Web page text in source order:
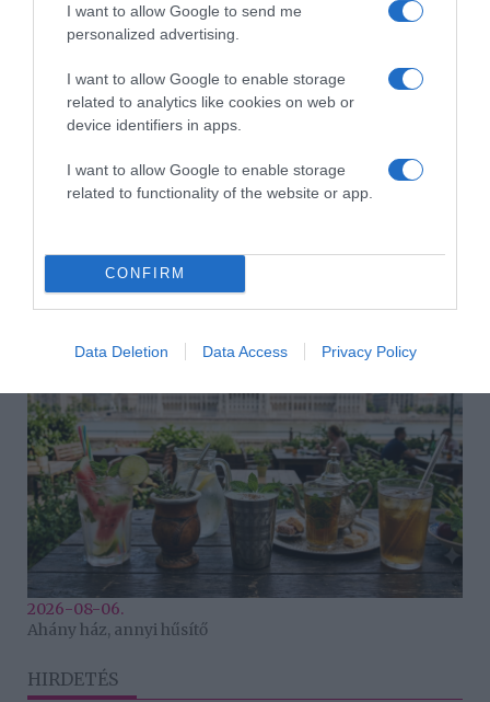
I want to allow Google to send me
personalized advertising.
I want to allow Google to enable storage
related to analytics like cookies on web or
device identifiers in apps.
I want to allow Google to enable storage
related to functionality of the website or app.
CONFIRM
Data Deletion Data Access Privacy Policy
2026-08-06.
3 ok, amiért egy idősebb nő fiatalabb férfit választ
2026-08-06.
Ahány ház, annyi hűsítő
HIRDETÉS